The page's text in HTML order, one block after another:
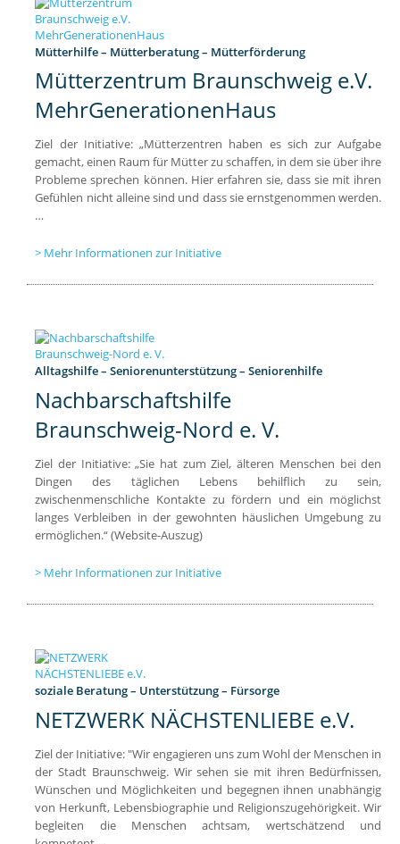
Mütterhilfe – Mütterberatung – Mütterförderung
Mütterzentrum Braunschweig e.V.
MehrGenerationenHaus
Ziel der Initiative: „Mütterzentren haben es sich zur Aufgabe
gemacht, einen Raum für Mütter zu schaffen, in dem sie über ihre
Probleme sprechen können. Hier erfahren sie, dass sie mit ihren
Gefühlen nicht alleine sind und dass sie ernstgenommen werden.
…
Mehr Informationen zur Initiative
Alltagshilfe – Seniorenunterstützung – Seniorenhilfe
Nachbarschaftshilfe
Braunschweig-Nord e. V.
Ziel der Initiative: „Sie hat zum Ziel, älteren Menschen bei den
Dingen des täglichen Lebens behilflich zu sein,
zwischenmenschliche Kontakte zu fördern und ein möglichst
langes Verbleiben in der gewohnten häuslichen Umgebung zu
ermöglichen.“ (Website-Auszug)
Mehr Informationen zur Initiative
soziale Beratung – Unterstützung – Fürsorge
NETZWERK NÄCHSTENLIEBE e.V.
Ziel der Initiative: "Wir engagieren uns zum Wohl der Menschen in
der Stadt Braunschweig. Wir sehen sie mit ihren Bedürfnissen,
Wünschen und Möglichkeiten und begegnen ihnen unabhängig
von Herkunft, Lebensbiographie und Religionszugehörigkeit. Wir
begleiten die Menschen achtsam, wertschätzend und